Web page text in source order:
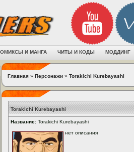
И МАНГА ЧИТЫ И КОДЫ МОДДИНГ
Главная » Персонажи » Torakichi Kurebayashi
Torakichi Kurebayashi
Название: Torakichi Kurebayashi
нет описания